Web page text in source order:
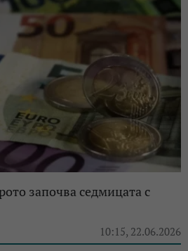
започва седмицата с
10:15, 22.06.2026